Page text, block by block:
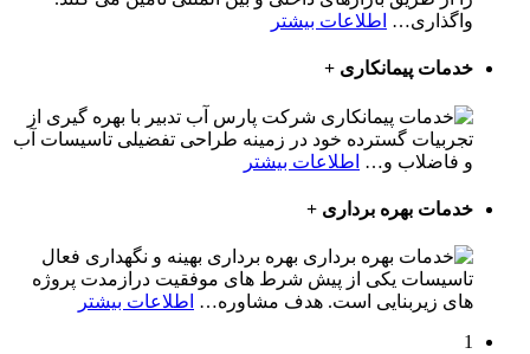
واگذاری… اطلاعات بیشتر
خدمات پیمانکاری +
شرکت پارس آب تدبیر با بهره گیری از
تجربیات گسترده خود در زمینه طراحی تفضیلی تاسیسات آب
و فاضلاب و… اطلاعات بیشتر
خدمات بهره برداری +
بهره برداری بهینه و نگهداری فعال
تاسیسات یکی از پیش شرط های موفقیت درازمدت پروژه
های زیربنایی است. هدف مشاوره… اطلاعات بیشتر
1